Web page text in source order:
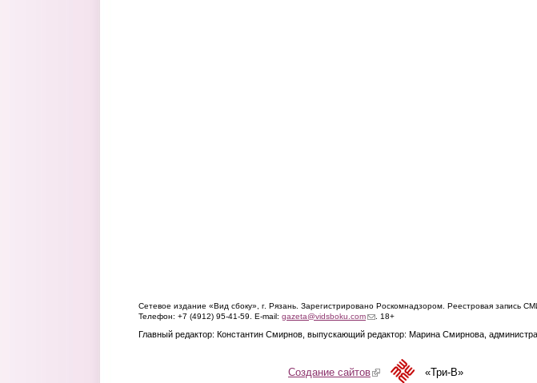
Сетевое издание «Вид сбоку», г. Рязань. Зарегистрировано Роскомнадзором. Реестровая запись
Телефон: +7 (4912) 95-41-59. E-mail: gazeta@vidsboku.com(link sends e-mail)
. 18+
Главный редактор: Константин Смирнов, выпускающий редактор: Марина Смирнова,
Создание сайтов(link is external)«Три-В»